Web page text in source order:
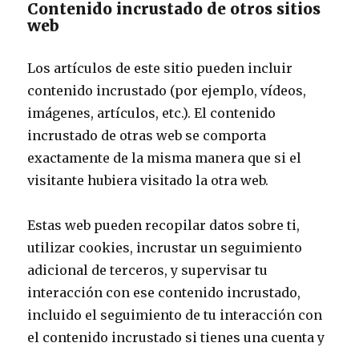
Contenido incrustado de otros sitios
web
Los artículos de este sitio pueden incluir
contenido incrustado (por ejemplo, vídeos,
imágenes, artículos, etc.). El contenido
incrustado de otras web se comporta
exactamente de la misma manera que si el
visitante hubiera visitado la otra web.
Estas web pueden recopilar datos sobre ti,
utilizar cookies, incrustar un seguimiento
adicional de terceros, y supervisar tu
interacción con ese contenido incrustado,
incluido el seguimiento de tu interacción con
el contenido incrustado si tienes una cuenta y